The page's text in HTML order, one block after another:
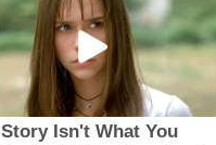
Story Isn't What You